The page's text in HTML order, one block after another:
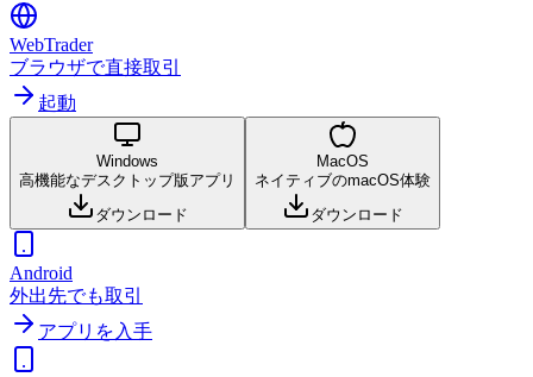
WebTrader
ブラウザで直接取引
起動
Windows
高機能なデスクトップ版アプリ
ダウンロード
MacOS
ネイティブのmacOS体験
ダウンロード
Android
外出先でも取引
アプリを入手